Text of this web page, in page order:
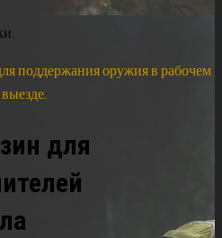
поддержания оружия в рабочем
для